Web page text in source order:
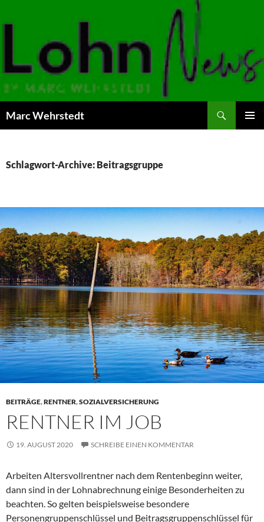
Marc Wehrstedt
Schlagwort-Archive: Beitragsgruppe
BEITRÄGE,RENTNER,SOZIALVERSICHERUNG
RENTNER IM JOB
19. AUGUST 2020 SCHREIBE EINEN KOMMENTAR
Arbeiten Altersvollrentner nach dem Rentenbeginn weiter,
dann sind in der Lohnabrechnung einige Besonderheiten zu
beachten. So gelten beispielsweise besondere
Personengruppenschlüssel und Beitragsgruppenschlüssel für